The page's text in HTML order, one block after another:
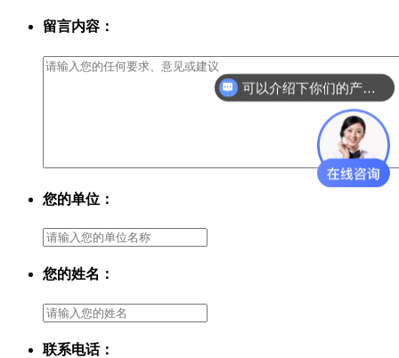
留言内容：
您的单位：
您的姓名：
联系电话：
可以介绍下你们的产品么？